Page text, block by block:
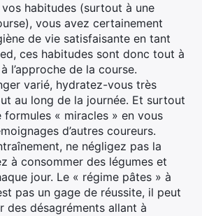
habitudes (surtout à une
vous avez certainement
de vie satisfaisante en tant
ces habitudes sont donc tout à
l’approche de la course.
varié, hydratez-vous très
au long de la journée. Et surtout
formules « miracles » en vous
d’autres coureurs.
ne négligez pas la
à consommer des légumes et
jour. Le « régime pâtes » à
pas un gage de réussite, il peut
des désagréments allant à